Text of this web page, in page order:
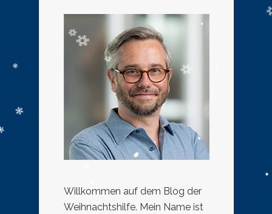
Willkommen auf dem Blog der
Weihnachtshilfe. Mein Name ist